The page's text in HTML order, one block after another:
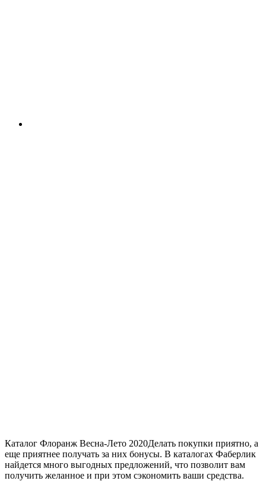
Каталог Флоранж Весна-Лето 2020Делать покупки приятно, а
еще приятнее получать за них бонусы. В каталогах Фаберлик
найдется много выгодных предложений, что позволит вам
получить желанное и при этом сэкономить ваши средства.